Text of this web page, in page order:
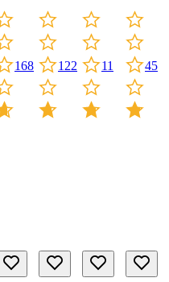
168 122 11 45